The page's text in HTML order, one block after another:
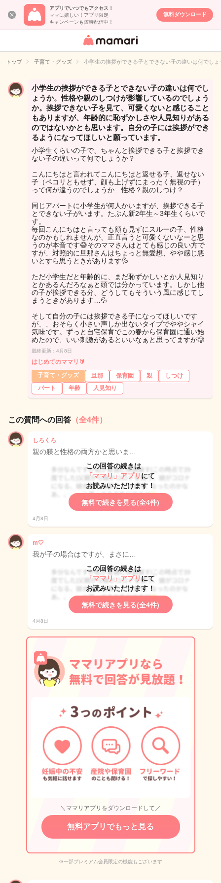
アプリでいつでもアクセス！
ママに嬉しい！アプリ限定
キャンペーンも随時配信中！
無料ダウンロード
女性専用匿名QA
イト
トップ 子育て・グッズ 小学生の挨拶ができる子とできない子の違いは何でし
小学生の挨拶ができる子とできない子の違いは何でし
ょうか。性格や親のしつけが影響しているのでしょう
か。挨拶できない子を見て、可愛くないと感じること
もありますが、年齢的に恥ずかしさや人見知りがある
のではないかとも思います。自分の子には挨拶ができ
るようになってほしいと願っています。
小学生くらいの子で、ちゃんと挨拶できる子と挨拶でき
ない子の違いって何でしょうか？
こんにちはと言われてこんにちはと返せる子、返せない
子（ペコリともせず、顔も上げずにまったく無視の子）
って何が違うのでしょうか…性格？親のしつけ？
同じアパートに小学生が何人かいますが、挨拶できる子
とできない子がいます。たぶん新2年生～3年生くらいで
す。
毎回こんにちはと言っても顔も見ずにスルーの子、性格
なのかもしれませんが、正直言うと可愛くないなーと思
うのが本音です😅そのママさんはとても感じの良い方で
すが、対照的に旦那さんはちょっと無愛想、やや感じ悪
いとすら思うときがあります💦
ただ小学生だと年齢的に、まだ恥ずかしいとか人見知り
とかあるんだろなぁと頭では分かっています。しかし他
の子が挨拶できる分、どうしてもそういう風に感じてし
まうときがあります…💦
そして自分の子には挨拶できる子になってほしいです
が、、おそらく小さい声しか出ないタイプでややシャイ
気味です。ずっと自宅保育でこの春から保育園に通い始
めたので、いい刺激があるといいなぁと思ってますが🥲
最終更新：4月8日
はじめてのママリ🔰
子育て・グッズ
旦那 保育園 親
しつけ
パート
年齢 人見知り
この質問への回答 （全4件）
しろくろ
親の躾と性格の両方かと思いま…
この回答の続きは
「ママリ」アプリ にて
お読みいただけます！
無料で続きを見る(全4件)
4月8日
m🤍
我が子の場合はですが、まさに…
この回答の続きは
「ママリ」アプリ にて
お読みいただけます！
無料で続きを見る(全4件)
4月8日
＼ママリアプリをダウンロードして／
無料アプリでもっと見る
※一部プレミアム会員限定の機能もございます